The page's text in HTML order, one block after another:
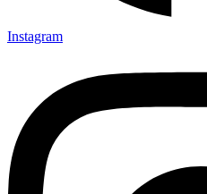
Instagram